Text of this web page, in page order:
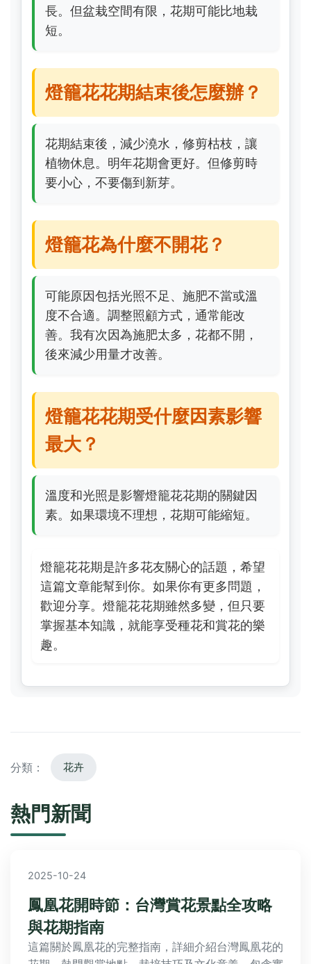
長。但盆栽空間有限，花期可能比地栽
短。
燈籠花花期結束後怎麼辦？
花期結束後，減少澆水，修剪枯枝，讓
植物休息。明年花期會更好。但修剪時
要小心，不要傷到新芽。
燈籠花為什麼不開花？
可能原因包括光照不足、施肥不當或溫
度不合適。調整照顧方式，通常能改
善。我有次因為施肥太多，花都不開，
後來減少用量才改善。
燈籠花花期受什麼因素影響
最大？
溫度和光照是影響燈籠花花期的關鍵因
素。如果環境不理想，花期可能縮短。
燈籠花花期是許多花友關心的話題，希望
這篇文章能幫到你。如果你有更多問題，
歡迎分享。燈籠花花期雖然多變，但只要
掌握基本知識，就能享受種花和賞花的樂
趣。
分類： 花卉
熱門新聞
2025-10-24
鳳凰花開時節：台灣賞花景點全攻略
與花期指南
這篇關於鳳凰花的完整指南，詳細介紹台灣鳳凰花的